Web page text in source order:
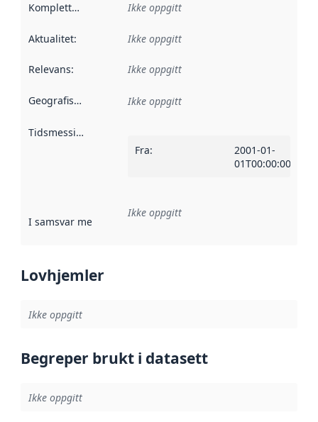
Kompletthet Ikke oppgitt
Aktualitet: Ikke oppgitt
Relevans: Ikke oppgitt
Geografisk avgrensning :
Ikke oppgitt
Tidsmessig avgrensning
Fra:
2001-01-
01T00:00:00Z
I samsvar med Referanse til en implementasjonsregel
Ikke oppgitt
Lovhjemler
Ikke oppgitt
Begreper brukt i datasett
Ikke oppgitt